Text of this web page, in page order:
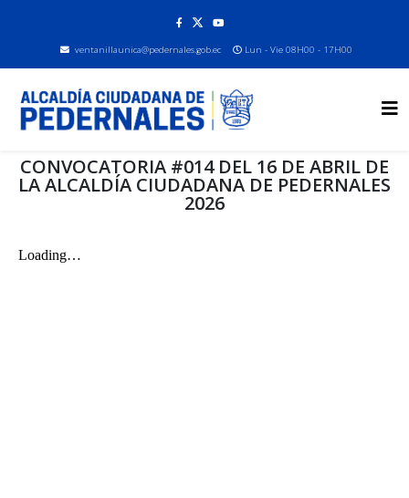
ventanillaunica@pedernales.gob.ec Lun - Vie 08H00 - 17H00
CONVOCATORIA #014 DEL 16 DE ABRIL DE
LA ALCALDÍA CIUDADANA DE PEDERNALES
2026